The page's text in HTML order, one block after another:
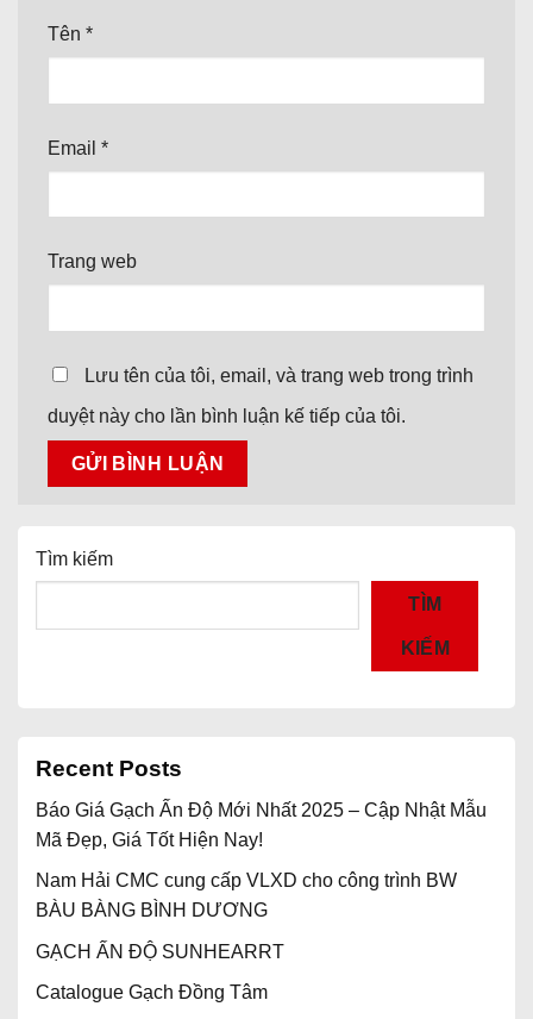
Tên *
Email *
Trang web
Lưu tên của tôi, email, và trang web trong trình
duyệt này cho lần bình luận kế tiếp của tôi.
Tìm kiếm
TÌM
KIẾM
Recent Posts
Báo Giá Gạch Ấn Độ Mới Nhất 2025 – Cập Nhật Mẫu
Mã Đẹp, Giá Tốt Hiện Nay!
Nam Hải CMC cung cấp VLXD cho công trình BW
BÀU BÀNG BÌNH DƯƠNG
GẠCH ẤN ĐỘ SUNHEARRT
Catalogue Gạch Đồng Tâm